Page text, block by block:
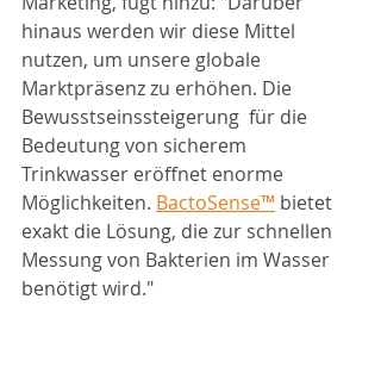
hinaus werden wir diese Mittel
nutzen, um unsere globale
Marktpräsenz zu erhöhen. Die
Bewusstseinssteigerung  für die
Bedeutung von sicherem
Trinkwasser eröffnet enorme
Möglichkeiten. BactoSense™ bietet
exakt die Lösung, die zur schnellen
Messung von Bakterien im Wasser
benötigt wird."